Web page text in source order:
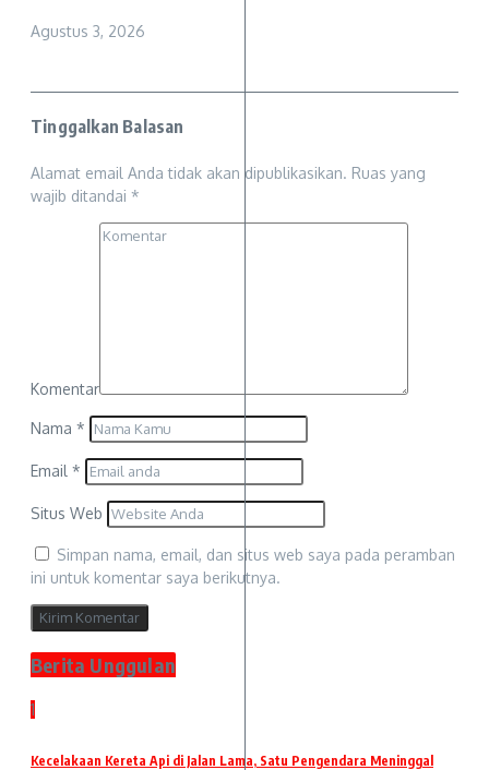
Agustus 3, 2026
Tinggalkan Balasan
Alamat email Anda tidak akan dipublikasikan. Ruas yang
wajib ditandai *
Komentar
Nama *
Email *
Situs Web
Simpan nama, email, dan situs web saya pada peramban
ini untuk komentar saya berikutnya.
Berita Unggulan
1
Kecelakaan Kereta Api di Jalan Lama, Satu Pengendara Meninggal